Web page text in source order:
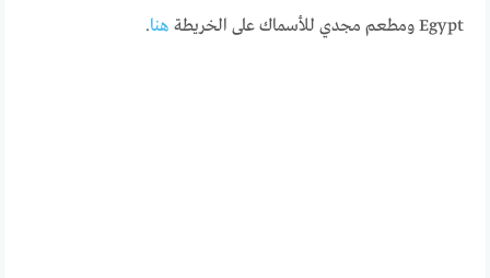
Egypt ومطعم مجدي للأسماك على الخريطة
هنا.